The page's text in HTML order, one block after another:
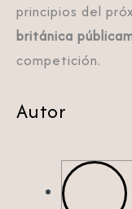
principios del
británica
competición.
Autor